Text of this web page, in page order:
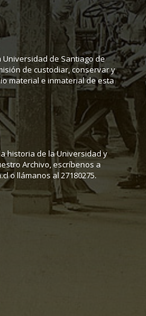
Universidad de Santiago de
de custodiar, conservar y
material e inmaterial de esta
historia de la Universidad y
Archivo, escríbenos a
o llámanos al 27180275.